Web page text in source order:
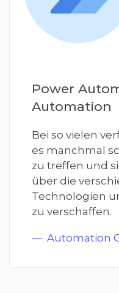
Power
Automation
Bei so vielen
es manchmal
zu treffen und
über die
Technologien
zu verschaffen.
Automation